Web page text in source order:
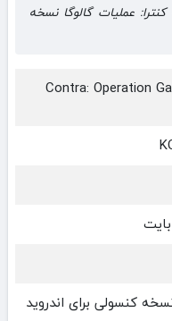
Contra: Operation Galuga v1.0 Mod کنترا: عملیات گالوگا نسخه
Contra: Operation
کنسولی برای اندروید